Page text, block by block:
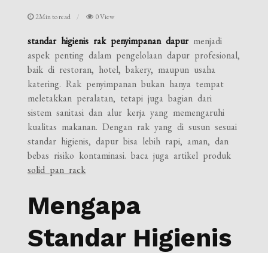
2Min to read 0 View
standar higienis rak penyimpanan dapurmenjadi
aspek penting dalam pengelolaan dapur profesional,
baik di restoran, hotel, bakery, maupun usaha
katering. Rak penyimpanan bukan hanya tempat
meletakkan peralatan, tetapi juga bagian dari
sistem sanitasi dan alur kerja yang memengaruhi
kualitas makanan. Dengan rak yang di susun sesuai
standar higienis, dapur bisa lebih rapi, aman, dan
bebas risiko kontaminasi. baca juga artikel produk
solid pan rack
Mengapa
Standar Higienis